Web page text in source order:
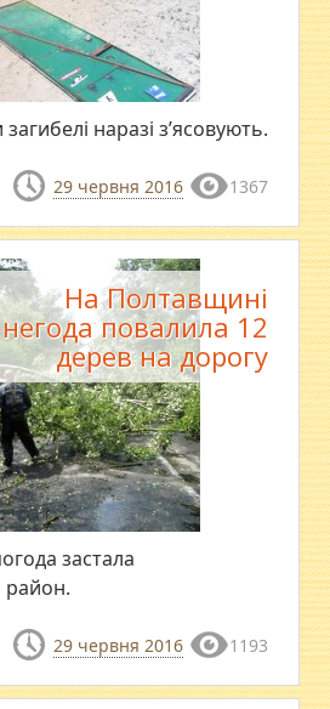
наразі з’ясовують.
29 червня 2016 1367
На Полтавщині
негода повалила 12
дерев на дорогу
застала
29 червня 2016 1193